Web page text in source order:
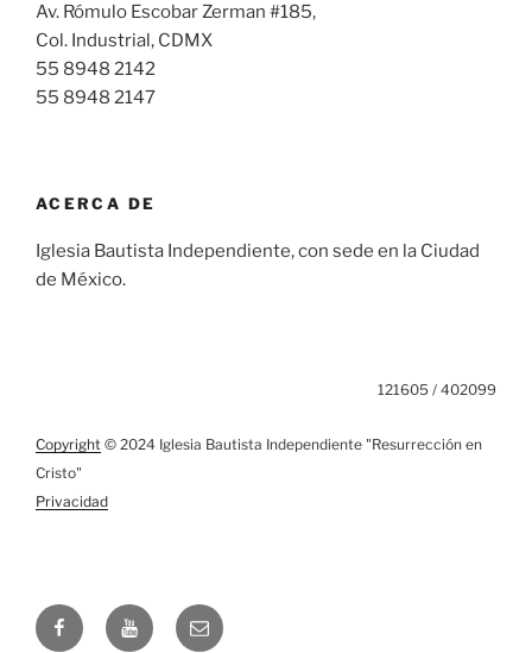
Av. Rómulo Escobar Zerman #185,
Col. Industrial, CDMX
55 8948 2142
55 8948 2147
ACERCA DE
Iglesia Bautista Independiente, con sede en la Ciudad
de México.
121605 / 402099
Copyright © 2024 Iglesia Bautista Independiente "Resurrección en
Cristo"
Privacidad
FacebookYouTubeEmail